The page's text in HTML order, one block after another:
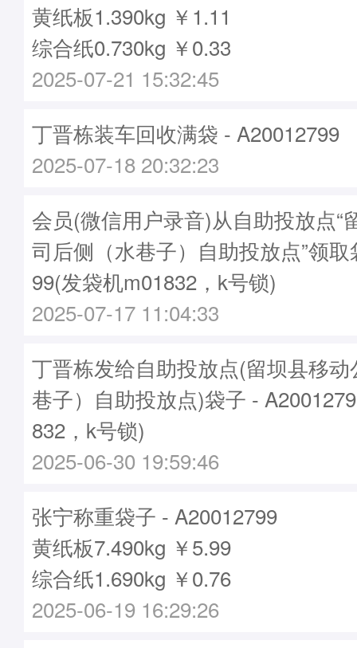
黄纸板1.390kg ￥1.11
综合纸0.730kg ￥0.33
2025-07-21 15:32:45
丁晋栋装车回收满袋 - A20012799
2025-07-18 20:32:23
会员(微信用户录音)从自助投放点“
司后侧（水巷子）自助投放点”领
99(发袋机m01832，k号锁)
2025-07-17 11:04:33
丁晋栋发给自助投放点(留坝县移
巷子）自助投放点)袋子 -
832，k号锁)
2025-06-30 19:59:46
张宁称重袋子 - A20012799
黄纸板7.490kg ￥5.99
综合纸1.690kg ￥0.76
2025-06-19 16:29:26